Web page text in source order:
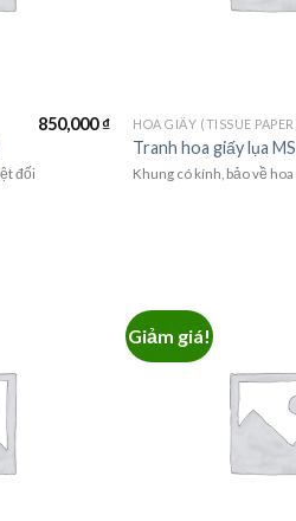
850,000₫
đối
HOA GIẤY (TISSUE
Tranh hoa giấy lụa
Khung có kính, bảo về
Giảm giá!